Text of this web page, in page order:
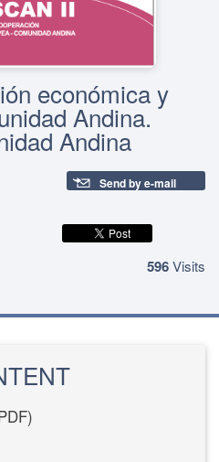
económica y
Andina.
Andina
Send by e-mail
596Visits